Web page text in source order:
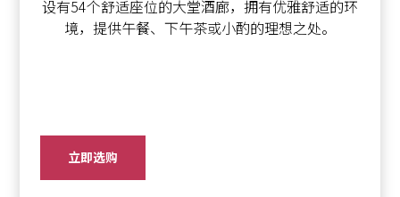
设有54个舒适座位的大堂酒廊，拥有优雅舒适的环
境，提供午餐、下午茶或小酌的理想之处。
立即选购